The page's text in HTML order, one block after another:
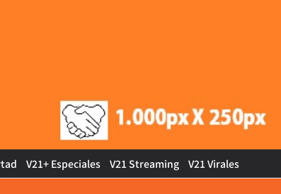
V21+ Especiales V21 Streaming V21 Virales